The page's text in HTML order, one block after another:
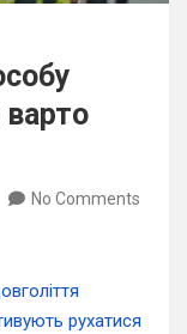
No Comments
рухатися